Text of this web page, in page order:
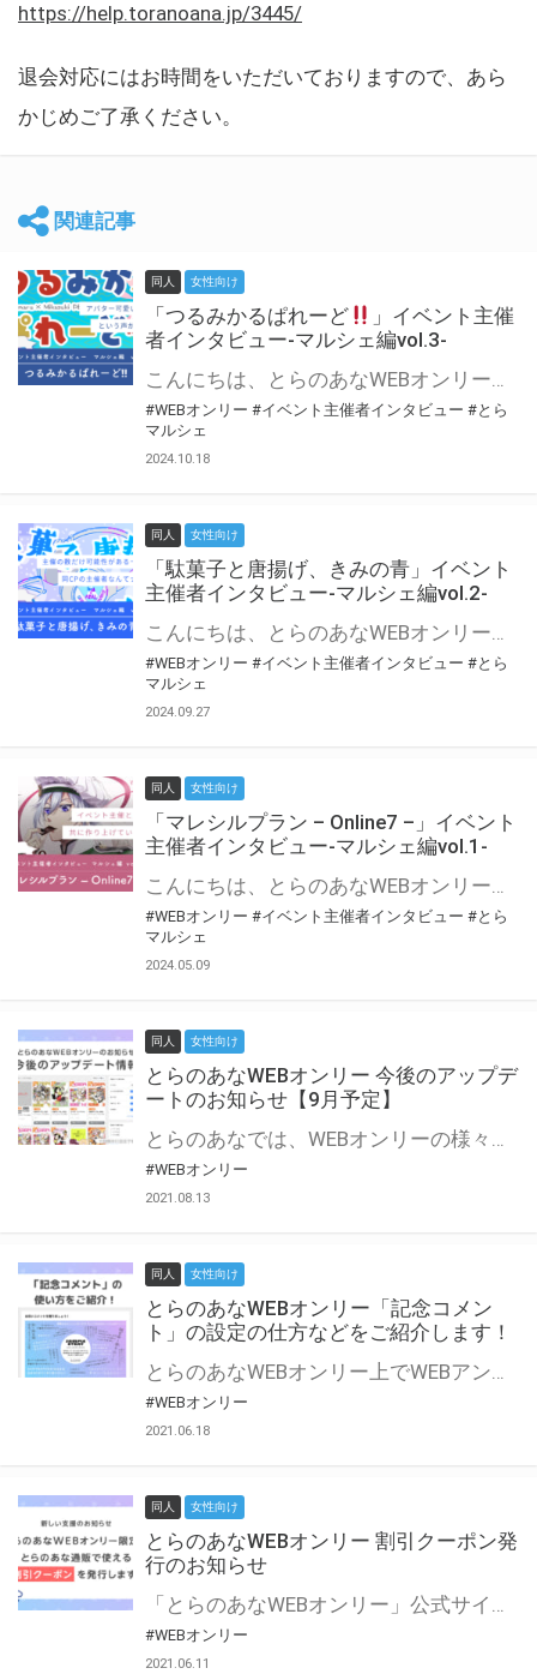
https://help.toranoana.jp/3445/
退会対応にはお時間をいただいておりますので、あら
かじめご了承ください。
関連記事
同人 女性向け
「つるみかるぱれーど
」イベント主催
者インタビュー-マルシェ編vol.3-
こんにちは、とらのあなWEBオンリー運営スタッフです。 新たにお届けする、イベント主催者インタビュー-マルシェ編-は、 とらのあなWEBオンリー「マルシェ」をご利用した主催様に 「マルシェ」を使って開催した感想や心がけをお聞きする企画です。 今回は、WEBオンリー初開催「つるみかるぱれーど
#WEBオンリー #イベント主催者インタビュー #とら
マルシェ
2024.10.18
同人 女性向け
「駄菓子と唐揚げ、きみの青」イベント
主催者インタビュー-マルシェ編vol.2-
こんにちは、とらのあなWEBオンリー運営スタッフです。 新たにお届けする、イベント主催者インタビュー-マルシェ編-は、 とらのあなWEBオンリー「マルシェ」をご利用の主催様に 「マルシェ」を使ってイベントを開催した感想や心がけをお聞きする企画です。 今回は、WEBオンリー初開催「駄菓子と唐揚げ、きみの青」より、 主催のぎこ六屋様にお話を伺いました。 協力：ぎこ六屋様／イベント公式Twitter（@krkgwks） とらのあなWEBオンリー「マルシェ」とは？ WEBオンリーでリアルタイムでコミュニケーションがとれるオンライン会場です。
#WEBオンリー #イベント主催者インタビュー #とら
マルシェ
2024.09.27
同人 女性向け
「マレシルプラン – Online7 –」イベント
主催者インタビュー-マルシェ編vol.1-
こんにちは、とらのあなWEBオンリー運営スタッフです。 新たにお届けする、イベント主催者インタビュー-マルシェ編-は、 とらのあなWEBオンリー「マルシェ」をご利用した主催様に 「マルシェ」を使って開催した感想や心がけをお聞きする企画です。 今回は、WEBオンリー開催7回目迎えた「マレシルプラン – Online7 –」より、 主催の玉川うた様にお話を伺いました。 ▼マレシルプランのインタビュー前回記事 「イベント主催者インタビュー vol.6」はこちら 協力：玉川うた様（マレシルプラン実行委員会 代表）／イベント公式Twitter（@mallesil_plan） とらのあなWEBオンリー「マルシェ」とは？ WEBオンリーでリアルタイムでコミュニケーションがとれるオンライン会場です。
#WEBオンリー #イベント主催者インタビュー #とら
マルシェ
2024.05.09
同人 女性向け
とらのあなWEBオンリー 今後のアップデ
ートのお知らせ【9月予定】
とらのあなでは、WEBオンリーの様々な支援を実施しています。 今回は2021年9月に実装を予定しているアップデート情報についてご紹介いたします。 とらのあなWEBオンリーサイトはこちら
#WEBオンリー
2021.08.13
同人 女性向け
とらのあなWEBオンリー「記念コメン
ト」の設定の仕方などをご紹介します！
とらのあなWEBオンリー上でWEBアンソロジーが作成できる「記念コメント」について、その使い方や作成手順を解説します！ 支援タイプを「サークル参加型」「サークル参加型・マルシェ(イベント会場)機能付き」でお申し込みいただいている主催者様はぜひご活用ください♪ とらのあなWEBオンリーサイトはこちら
#WEBオンリー
2021.06.18
同人 女性向け
とらのあなWEBオンリー 割引クーポン発
行のお知らせ
「とらのあなWEBオンリー」公式サイトでとらのあな通販の「割引クーポン」を配布中！ イベントごとに開催当日限定で使える割引クーポンのシリアルコードを発行します。 とらのあなWEBオンリーのページをチェックして、イベント当日にお得にお買い物を楽しみましょう♪ ※本キャンペーンは予告なく終了する場合がございます。 とらのあなWEBオンリーサイトはこちら
#WEBオンリー
2021.06.11